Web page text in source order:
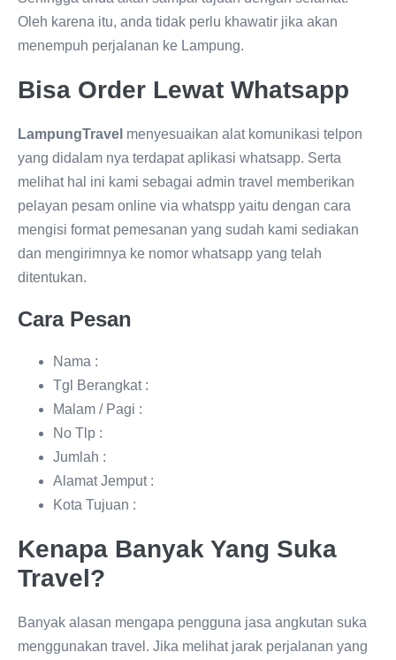
Oleh karena itu, anda tidak perlu khawatir jika akan
menempuh perjalanan ke Lampung.
Bisa Order Lewat Whatsapp
LampungTravel menyesuaikan alat komunikasi telpon
yang didalam nya terdapat aplikasi whatsapp. Serta
melihat hal ini kami sebagai admin travel memberikan
pelayan pesam online via whatspp yaitu dengan cara
mengisi format pemesanan yang sudah kami sediakan
dan mengirimnya ke nomor whatsapp yang telah
ditentukan.
Cara Pesan
Nama :
Tgl Berangkat :
Malam / Pagi :
No Tlp :
Jumlah :
Alamat Jemput :
Kota Tujuan :
Kenapa Banyak Yang Suka
Travel?
Banyak alasan mengapa pengguna jasa angkutan suka
menggunakan travel. Jika melihat jarak perjalanan yang